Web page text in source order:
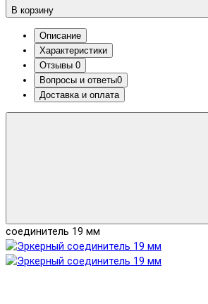
В корзину
Описание
Характеристики
Отзывы 0
Вопросы и ответы0
Доставка и оплата
соединитель 19 мм